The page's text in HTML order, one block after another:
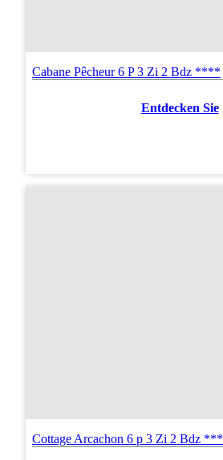
Cabane Pêcheur 6 P 3 Zi 2 Bdz ****
Entdecken Sie
Cottage Arcachon 6 p 3 Zi 2 Bdz ***